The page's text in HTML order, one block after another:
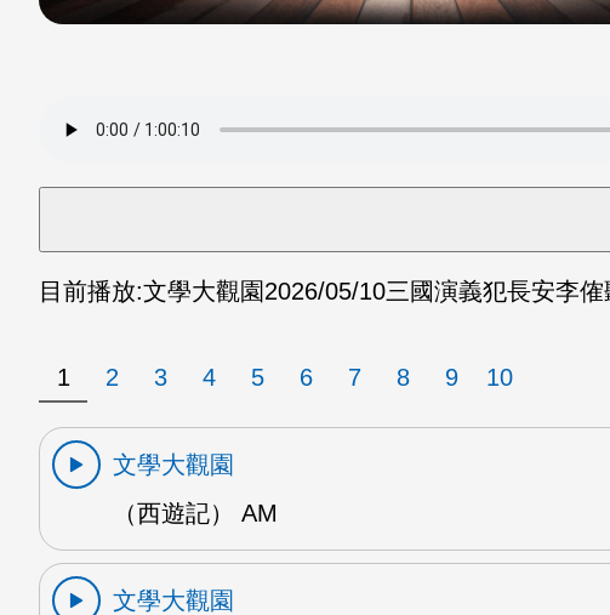
目前播放:文學大觀園2026/05/10三國演義犯長安李
1 2 3 4 5 6 7 8 9 10
文學大觀園
（西遊記） AM
文學大觀園